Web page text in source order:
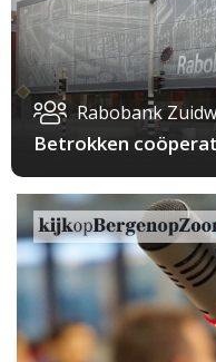
Rabobank
Betrokken